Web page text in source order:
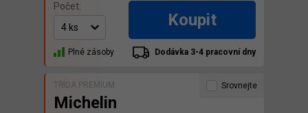
Počet:
Koupit
Plné zásoby Dodávka 3-4 pracovní dny
TŘÍDA PREMIUM
Michelin
Srovnejte